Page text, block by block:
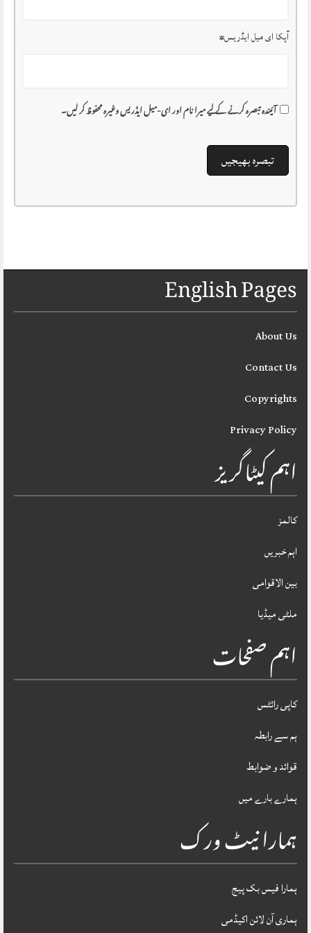
آپکا ای میل ایڈریس*
آئیندہ تبصرہ کرنے کے لیے میرا نام اور ای-میل ایڈریس وغیرہ محفوظ کر لیں۔
English Pages
About Us
Contact Us
Copyrights
Privacy Policy
اہم کیٹاگریز
کالمز
اہم خبریں
بین الاقوامی
ملٹی میڈیا
اہم صفحات
کاپی رائٹس
ہم سے رابطہ
قوائد و ضوابط
ہمارے بارے میں
ہمارا نیٹ ورک
ہمارا فیس بک پیج
ہماری آن لائن اکیڈمی